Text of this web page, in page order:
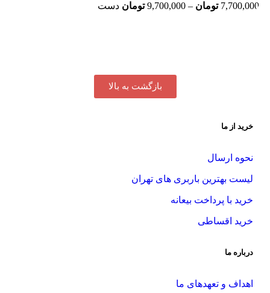
7,700,000 تومان –
9,700,000 تومان دست
بازگشت به بالا
خرید از ما
نحوه ارسال
لیست بهترین باربری های تهران
خرید با پرداخت بیعانه
خرید اقساطی
درباره ما
اهداف و تعهدهای ما